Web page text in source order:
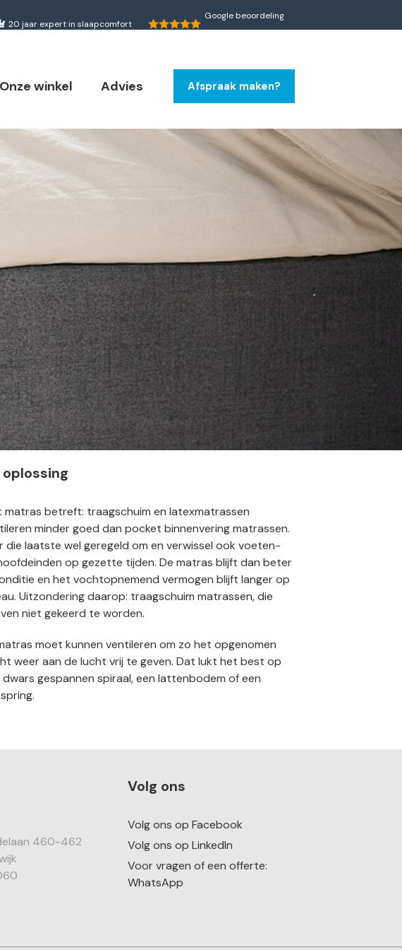
20 jaar expert in slaapcomfort
Google beoordeling
4.2
Onze winkel Advies Afspraak maken?
oplossing
matras betreft: traagschuim en latexmatrassen
minder goed dan pocket binnenvering matrassen.
die laatste wel geregeld om en verwissel ook voeten-
op gezette tijden. De matras blijft dan beter
en het vochtopnemend vermogen blijft langer op
Uitzondering daarop: traagschuim matrassen, die
niet gekeerd te worden.
moet kunnen ventileren om zo het opgenomen
weer aan de lucht vrij te geven. Dat lukt het best op
dwars gespannen spiraal, een lattenbodem of een
460-462
Volg ons
Volg ons op Facebook
Volg ons op LinkedIn
Voor vragen of een offerte:
WhatsApp